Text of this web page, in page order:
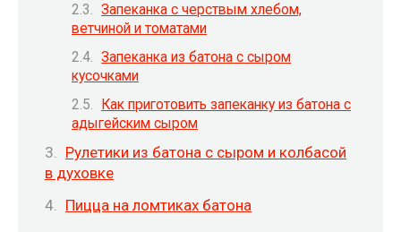
Запеканка с черствым хлебом,
ветчиной и томатами
Запеканка из батона с сыром
кусочками
Как приготовить запеканку из батона с
адыгейским сыром
Рулетики из батона с сыром и колбасой
в духовке
Пицца на ломтиках батона